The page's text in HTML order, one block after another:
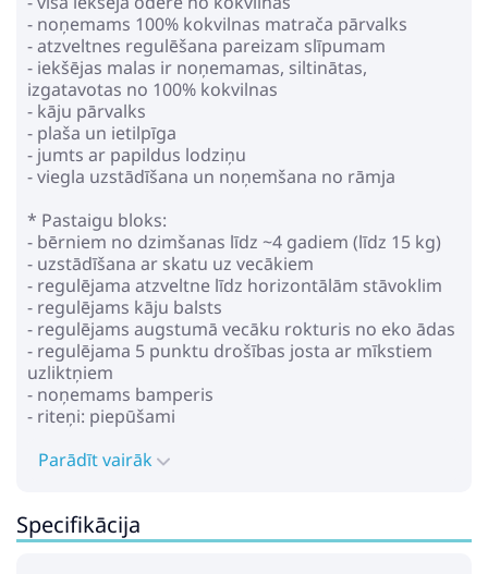
- noņemams 100% kokvilnas matrača pārvalks
- atzveltnes regulēšana pareizam slīpumam
- iekšējas malas ir noņemamas, siltinātas,
izgatavotas no 100% kokvilnas
- kāju pārvalks
- plaša un ietilpīga
- jumts ar papildus lodziņu
- viegla uzstādīšana un noņemšana no rāmja
* Pastaigu bloks:
- bērniem no dzimšanas līdz ~4 gadiem (līdz 15 kg)
- uzstādīšana ar skatu uz vecākiem
- regulējama atzveltne līdz horizontālām stāvoklim
- regulējams kāju balsts
- regulējams augstumā vecāku rokturis no eko ādas
- regulējama 5 punktu drošības josta ar mīkstiem
uzliktņiem
- noņemams bamperis
- riteņi: piepūšami
- centrālā bremze
Gabarīti:
- rāmja izmēri saliktā veidā: 88x60x4 cm
Parādīt vairāk
Specifikācija